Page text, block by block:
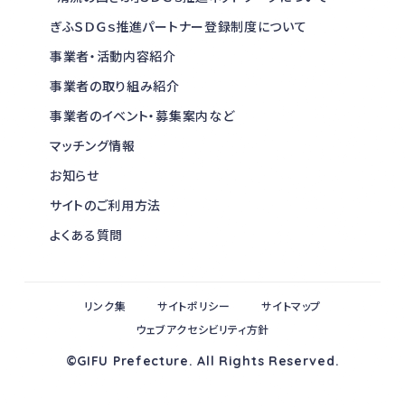
ぎふＳＤＧｓ推進パートナー登録制度について
事業者・活動内容紹介
事業者の取り組み紹介
事業者のイベント・募集案内など
マッチング情報
お知らせ
サイトのご利用方法
よくある質問
©GIFU Prefecture. All Rights Reserved.
リンク集 サイトポリシー
サイトマップ
ウェブアクセシビリティ方針